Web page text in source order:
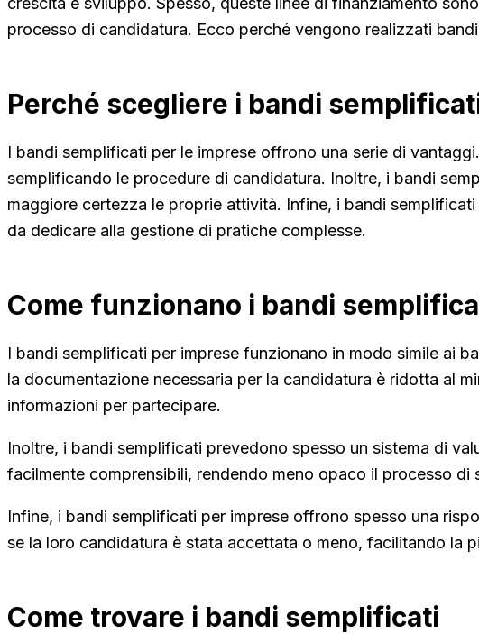
processo di candidatura. Ecco perché vengono realizzati
Perché scegliere i bandi
I bandi semplificati per le imprese offrono una serie di
semplificando le procedure di candidatura. Inoltre, i bandi
maggiore certezza le proprie attività. Infine, i bandi
da dedicare alla gestione di pratiche complesse.
Come funzionano i bandi
I bandi semplificati per imprese funzionano in modo simile ai
la documentazione necessaria per la candidatura è ridotta al
informazioni per partecipare.
Inoltre, i bandi semplificati prevedono spesso un sistema di
facilmente comprensibili, rendendo meno opaco il processo di
Infine, i bandi semplificati per imprese offrono spesso una
se la loro candidatura è stata accettata o meno, facilitando la
Come trovare i bandi semplificati